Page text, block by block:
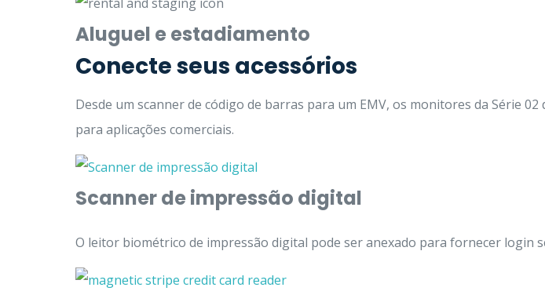
Aluguel e estadiamento
Conecte seus acessórios
Desde um scanner de código de barras para um EMV, os monitores da Série
para aplicações comerciais.
Scanner de impressão digital
O leitor biométrico de impressão digital pode ser anexado para fornecer login